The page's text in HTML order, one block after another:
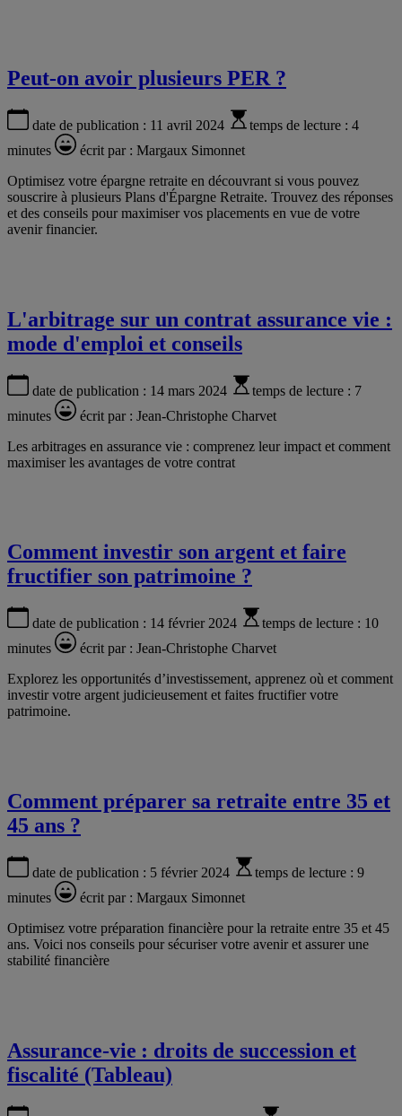
Peut-on avoir plusieurs PER ?
date de publication : 11 avril 2024 temps de lecture : 4
minutes
écrit par : Margaux Simonnet
Optimisez votre épargne retraite en découvrant si vous pouvez
souscrire à plusieurs Plans d'Épargne Retraite. Trouvez des réponses
et des conseils pour maximiser vos placements en vue de votre
avenir financier.
L'arbitrage sur un contrat assurance vie :
mode d'emploi et conseils
date de publication : 14 mars 2024 temps de lecture : 7
minutes
écrit par : Jean-Christophe Charvet
Les arbitrages en assurance vie : comprenez leur impact et comment
maximiser les avantages de votre contrat
Comment investir son argent et faire
fructifier son patrimoine ?
date de publication : 14 février 2024 temps de lecture : 10
minutes
écrit par : Jean-Christophe Charvet
Explorez les opportunités d’investissement, apprenez où et comment
investir votre argent judicieusement et faites fructifier votre
patrimoine.
Comment préparer sa retraite entre 35 et
45 ans ?
date de publication : 5 février 2024 temps de lecture : 9
minutes
écrit par : Margaux Simonnet
Optimisez votre préparation financière pour la retraite entre 35 et 45
ans. Voici nos conseils pour sécuriser votre avenir et assurer une
stabilité financière
Assurance-vie : droits de succession et
fiscalité (Tableau)